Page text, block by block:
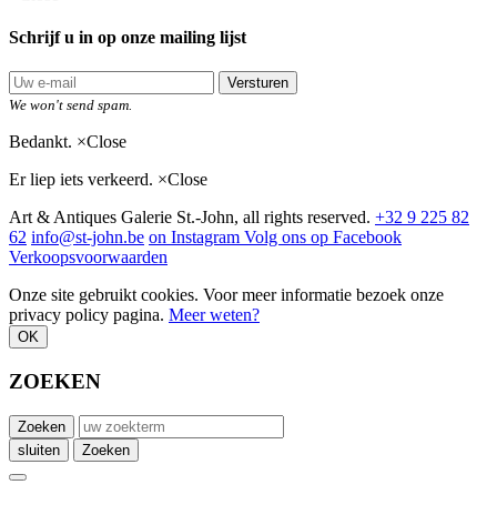
Schrijf u in op onze mailing lijst
Versturen
We won't send spam.
Bedankt. ×Close
Er liep iets verkeerd. ×Close
Art & Antiques Galerie St.-John, all rights reserved. +32 9 225 82
62 info@st-john.be on Instagram Volg ons op Facebook
Verkoopsvoorwaarden
Onze site gebruikt cookies. Voor meer informatie bezoek onze
privacy policy pagina. Meer weten?
OK
ZOEKEN
Zoeken
sluiten
Zoeken